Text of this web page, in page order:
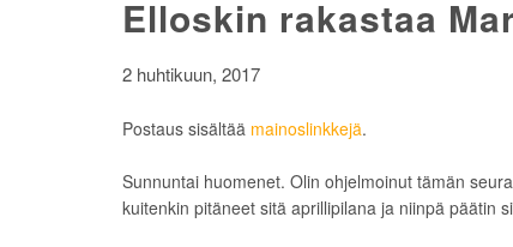
Elloskin rakastaa
2 huhtikuun, 2017
Postaus sisältää mainoslinkkejä.
Sunnuntai huomenet. Olin ohjelmoinut tämän
kuitenkin pitäneet sitä aprillipilana ja niinpä päätin